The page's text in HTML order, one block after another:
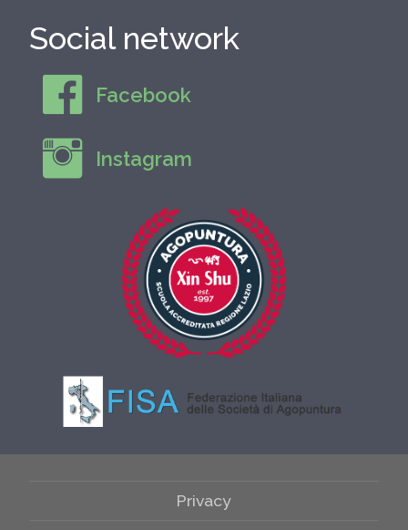
Social network
Facebook
Instagram
Privacy